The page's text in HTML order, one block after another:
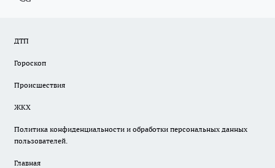
ДТП
Гороскоп
Происшествия
ЖКХ
Политика конфиденциальности и обработки персональных данных
пользователей.
Главная